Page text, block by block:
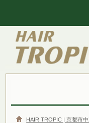
HAIR TROPIC | 京都市